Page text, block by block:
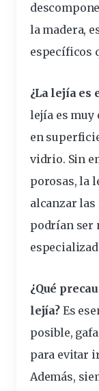
la madera,
específicos
¿La lejía es
lejía es muy
en
vidrio. Sin
porosas, la
alcanzar las
podrían ser
¿Qué
lejía?Es
posible,
para evitar
Además,